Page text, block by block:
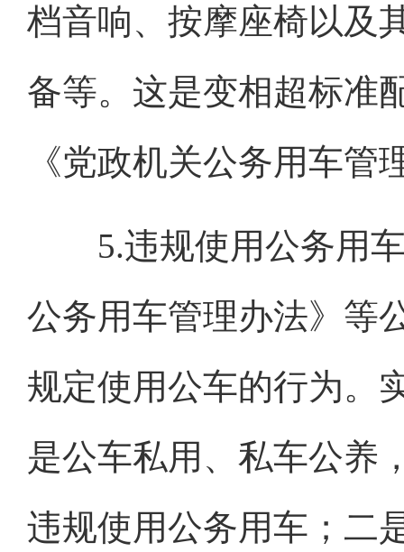
档音响、按摩座椅以及
备等。这是变相超标准
《党政机关公务用车
5.违规使用公务用车
公务用车管理办法》等
规定使用公车的行为。
是公车私用、私车公养
违规使用公务用车；二